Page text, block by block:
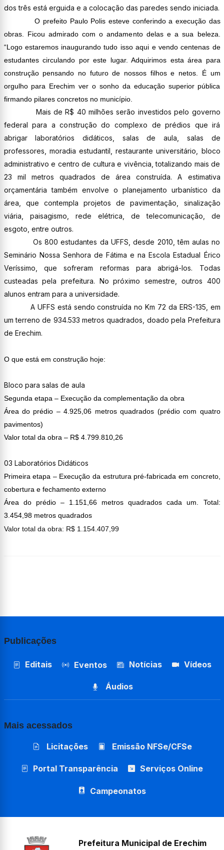
dos três está erguida e a colocação das paredes sendo iniciada.
O prefeito Paulo Polis esteve conferindo a execução das
obras. Ficou admirado com o andamento delas e a sua beleza.
“Logo estaremos inaugurando tudo isso aqui e vendo centenas de
estudantes circulando por este lugar. Adquirimos esta área para
construção pensando no futuro de nossos filhos e netos. É um
orgulho para Erechim ver o sonho da educação superior pública
firmando pilares concretos no município.
Mais de R$ 40 milhões serão investidos pelo governo
federal para a construção do complexo de prédios que irá
abrigar laboratórios didáticos, salas de aula, salas de
professores, moradia estudantil, restaurante universitário, bloco
administrativo e centro de cultura e vivência, totalizando mais de
23 mil metros quadrados de área construída. A estimativa
orçamentária também envolve o planejamento urbanístico da
área, que contempla projetos de pavimentação, sinalização
viária, paisagismo, rede elétrica, de telecomunicação, de
esgoto, entre outros.
Os 800 estudantes da UFFS, desde 2010, têm aulas no
Seminário Nossa Senhora de Fátima e na Escola Estadual Érico
Veríssimo, que sofreram reformas para abrigá-los. Todas
custeadas pela prefeitura. No próximo semestre, outros 400
alunos entram para a universidade.
A UFFS está sendo construída no Km 72 da ERS-135, em
um terreno de 934.533 metros quadrados, doado pela Prefeitura
de Erechim.
O que está em construção hoje:
Bloco para salas de aula
Segunda etapa – Execução da complementação da obra
Área do prédio – 4.925,06 metros quadrados (prédio com quatro
pavimentos)
Valor total da obra – R$ 4.799.810,26
03 Laboratórios Didáticos
Primeira etapa – Execução da estrutura pré-fabricada em concreto,
cobertura e fechamento externo
Área do prédio – 1.151,66 metros quadrados cada um. Total:
3.454,98 metros quadrados
Valor total da obra: R$ 1.154.407,99
Publicações
Editais Eventos Notícias Vídeos
Áudios
Mais acessados
Licitações Emissão NFSe/CFSe
Portal Transparência Serviços Online
Campeonatos
Prefeitura Municipal de Erechim